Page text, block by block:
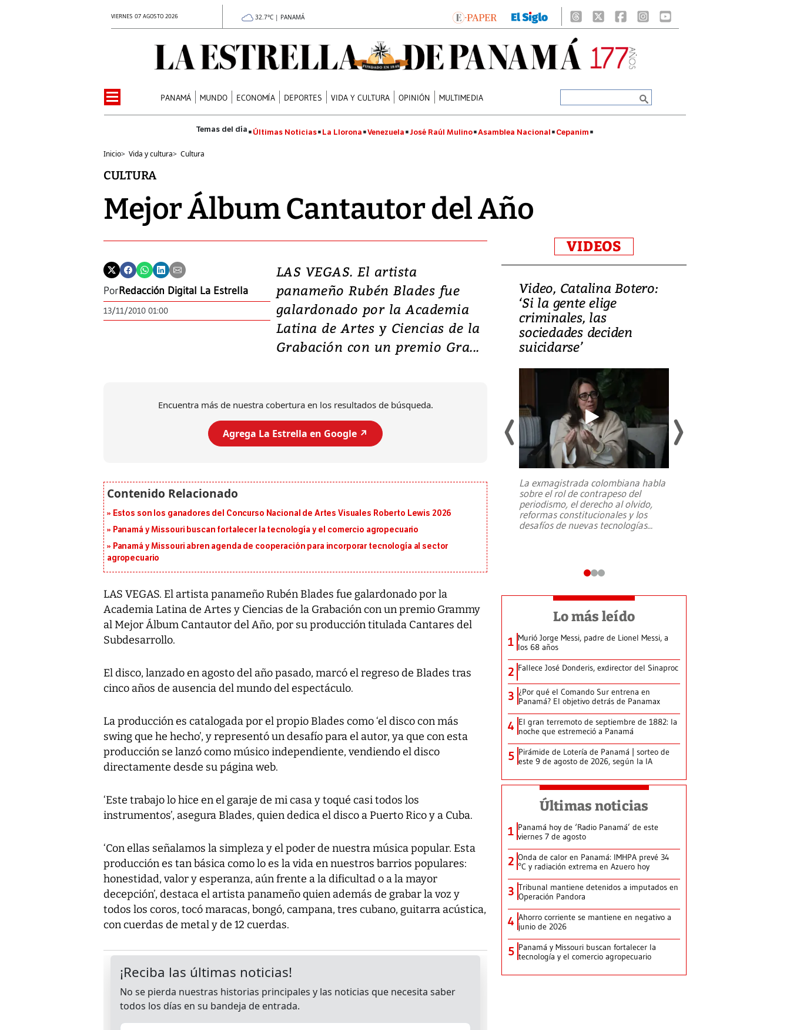
VIERNES 07 AGOSTO 2026 32.7°C | PANAMÁ
PANAMÁ MUNDO ECONOMÍA DEPORTES VIDA Y CULTURA OPINIÓN MULTIMEDIA
Últimas Noticias La Llorona Venezuela José Raúl Mulino Asamblea Nacional Cepanim
Inicio> Vida y cultura> Cultura
CULTURA
Mejor Álbum Cantautor del Año
PorRedacción Digital La Estrella
13/11/2010 01:00
LAS VEGAS. El artista
panameño Rubén Blades fue
galardonado por la Academia
Latina de Artes y Ciencias de la
Grabación con un premio Gra...
Encuentra más de nuestra cobertura en los resultados de búsqueda.
Agrega La Estrella en Google ↗️
Estos son los ganadores del Concurso Nacional de Artes Visuales Roberto Lewis 2026
Panamá y Missouri buscan fortalecer la tecnología y el comercio agropecuario
Panamá y Missouri abren agenda de cooperación para incorporar tecnología al sector
agropecuario
LAS VEGAS. El artista panameño Rubén Blades fue galardonado por la
Academia Latina de Artes y Ciencias de la Grabación con un premio Grammy
al Mejor Álbum Cantautor del Año, por su producción titulada Cantares del
Subdesarrollo.
El disco, lanzado en agosto del año pasado, marcó el regreso de Blades tras
cinco años de ausencia del mundo del espectáculo.
La producción es catalogada por el propio Blades como ‘el disco con más
swing que he hecho’, y representó un desafío para el autor, ya que con esta
producción se lanzó como músico independiente, vendiendo el disco
directamente desde su página web.
‘Este trabajo lo hice en el garaje de mi casa y toqué casi todos los
instrumentos’, asegura Blades, quien dedica el disco a Puerto Rico y a Cuba.
‘Con ellas señalamos la simpleza y el poder de nuestra música popular. Esta
producción es tan básica como lo es la vida en nuestros barrios populares:
honestidad, valor y esperanza, aún frente a la dificultad o a la mayor
decepción’, destaca el artista panameño quien además de grabar la voz y
todos los coros, tocó maracas, bongó, campana, tres cubano, guitarra acústica,
con cuerdas de metal y de 12 cuerdas.
VIDEOS
Video, Japón: Terremoto
deja heridos y graves
daños en Kumamoto
al sur de Japón, provocando una
Video, Catalina Botero:
‘Si la gente elige
criminales, las
sociedades deciden
suicidarse’
La exmagistrada colombiana habla
sobre el rol de contrapeso del
periodismo, el derecho al olvido,
reformas constitucionales y los
desafíos de nuevas tecnologías...
Lo más leído
1 Murió Jorge Messi, padre de Lionel Messi, a
los 68 años
2 Fallece José Donderis, exdirector del Sinaproc
3 ¿Por qué el Comando Sur entrena en
Panamá? El objetivo detrás de Panamax
4 El gran terremoto de septiembre de 1882: la
noche que estremeció a Panamá
5 Pirámide de Lotería de Panamá | sorteo de
este 9 de agosto de 2026, según la IA
Últimas noticias
1 Panamá hoy de ‘Radio Panamá’ de este
viernes 7 de agosto
2 Onda de calor en Panamá: IMHPA prevé 34
°C y radiación extrema en Azuero hoy
3 Tribunal mantiene detenidos a imputados en
Operación Pandora
4 Ahorro corriente se mantiene en negativo a
junio de 2026
5 Panamá y Missouri buscan fortalecer la
tecnología y el comercio agropecuario